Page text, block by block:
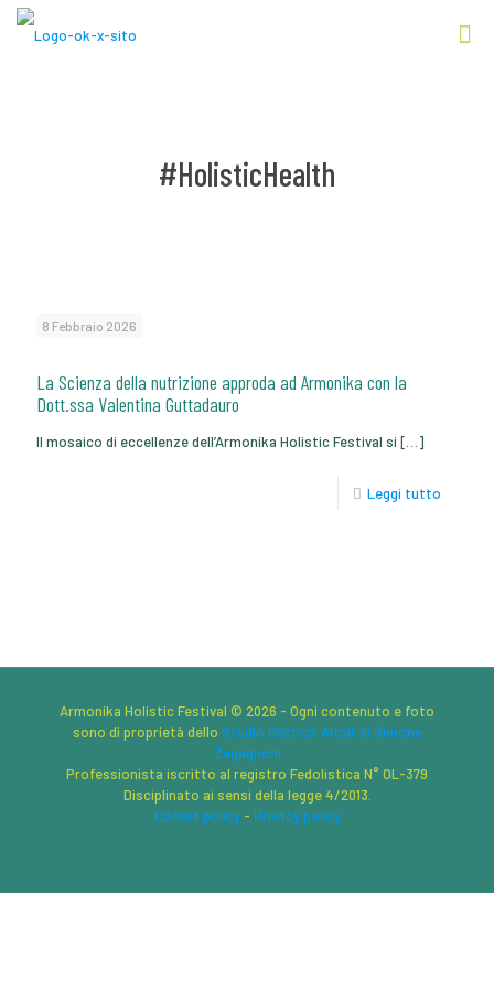
#HolisticHealth
8 Febbraio 2026
La Scienza della nutrizione approda ad Armonika con la
Dott.ssa Valentina Guttadauro
Il mosaico di eccellenze dell’Armonika Holistic Festival si […]
Leggi tutto
Armonika Holistic Festival © 2026 - Ogni contenuto e foto
sono di proprietà dello Studio Olistico Altair di Simone
Zagagnoni
Professionista iscritto al registro Fedolistica N° OL-379
Disciplinato ai sensi della legge 4/2013.
Cookie policy- Privacy policy